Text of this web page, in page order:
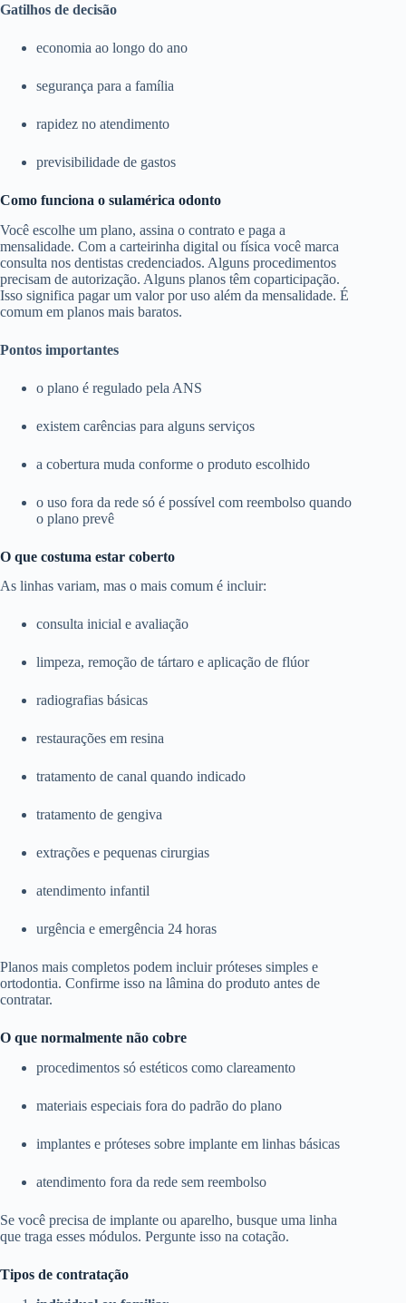
Gatilhos de decisão
economia ao longo do ano
segurança para a família
rapidez no atendimento
previsibilidade de gastos
Como funciona o sulamérica odonto
Você escolhe um plano, assina o contrato e paga a
mensalidade. Com a carteirinha digital ou física você marca
consulta nos dentistas credenciados. Alguns procedimentos
precisam de autorização. Alguns planos têm coparticipação.
Isso significa pagar um valor por uso além da mensalidade. É
comum em planos mais baratos.
Pontos importantes
o plano é regulado pela ANS
existem carências para alguns serviços
a cobertura muda conforme o produto escolhido
o uso fora da rede só é possível com reembolso quando
o plano prevê
O que costuma estar coberto
As linhas variam, mas o mais comum é incluir:
consulta inicial e avaliação
limpeza, remoção de tártaro e aplicação de flúor
radiografias básicas
restaurações em resina
tratamento de canal quando indicado
tratamento de gengiva
extrações e pequenas cirurgias
atendimento infantil
urgência e emergência 24 horas
Planos mais completos podem incluir próteses simples e
ortodontia. Confirme isso na lâmina do produto antes de
contratar.
O que normalmente não cobre
procedimentos só estéticos como clareamento
materiais especiais fora do padrão do plano
implantes e próteses sobre implante em linhas básicas
atendimento fora da rede sem reembolso
Se você precisa de implante ou aparelho, busque uma linha
que traga esses módulos. Pergunte isso na cotação.
Tipos de contratação